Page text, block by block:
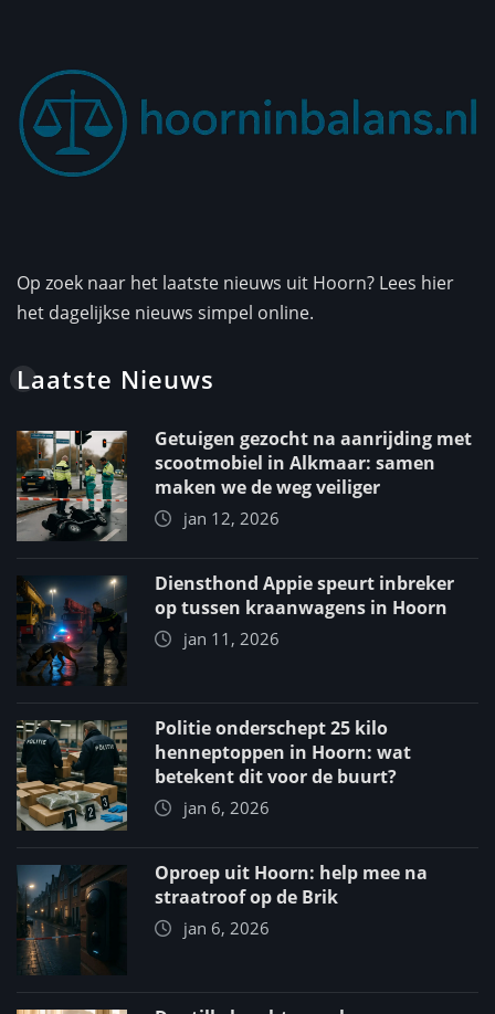
Op zoek naar het laatste nieuws uit Hoorn? Lees hier
het dagelijkse nieuws simpel online.
Laatste Nieuws
Getuigen gezocht na aanrijding met
scootmobiel in Alkmaar: samen
maken we de weg veiliger
jan 12, 2026
Diensthond Appie speurt inbreker
op tussen kraanwagens in Hoorn
jan 11, 2026
Politie onderschept 25 kilo
henneptoppen in Hoorn: wat
betekent dit voor de buurt?
jan 6, 2026
Oproep uit Hoorn: help mee na
straatroof op de Brik
jan 6, 2026